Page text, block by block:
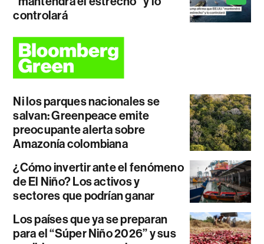
controlará
Ni los parques nacionales se
salvan: Greenpeace emite
preocupante alerta sobre
Amazonía colombiana
¿Cómo invertir ante el fenómeno
de El Niño? Los activos y
sectores que podrían ganar
Los países que ya se preparan
para el “Súper Niño 2026” y sus